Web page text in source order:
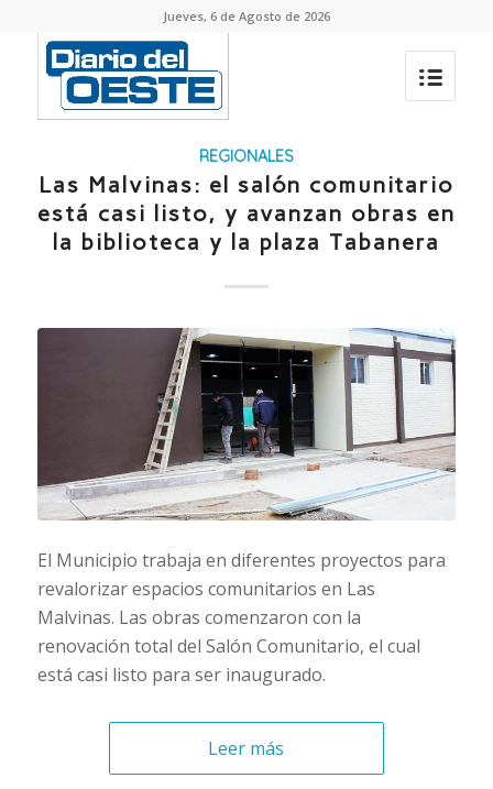
Jueves, 6 de Agosto de 2026
REGIONALES
Las Malvinas: el salón comunitario
está casi listo, y avanzan obras en
la biblioteca y la plaza Tabanera
El Municipio trabaja en diferentes proyectos para
revalorizar espacios comunitarios en Las
Malvinas. Las obras comenzaron con la
renovación total del Salón Comunitario, el cual
está casi listo para ser inaugurado.
Leer más